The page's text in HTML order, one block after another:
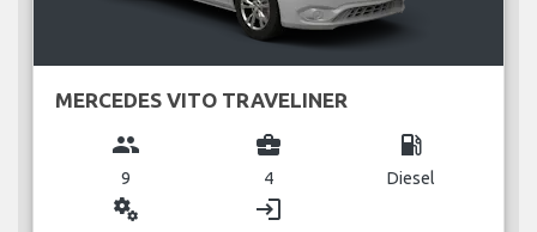
MERCEDES VITO TRAVELINER
group
9
business_center
4
local_gas_station
Diesel
miscellaneous_services login